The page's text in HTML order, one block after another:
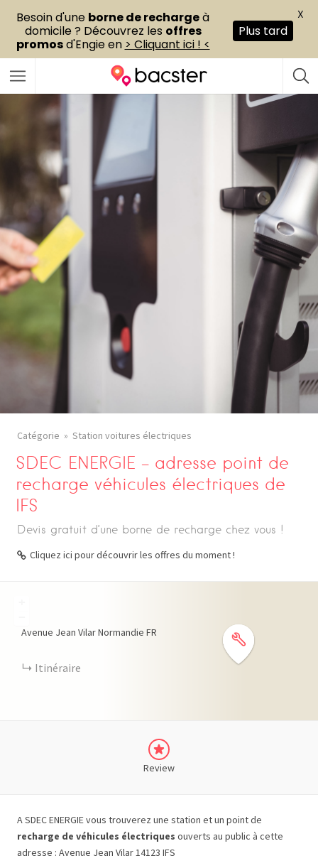
Catégorie Station voitures électriques
SDEC ENERGIE – adresse point de
recharge véhicules électriques de
IFS
Devis gratuit d’une borne de recharge chez vous !
Cliquez ici pour découvrir les offres du moment !
Avenue Jean VilarNormandie FR
Itinéraire
Review
A SDEC ENERGIE vous trouverez une station et un point de
recharge de véhicules électriques ouverts au public à cette
adresse : Avenue Jean Vilar 14123 IFS
Besoin d'une borne de rechargeà
domicile ? Découvrez les offres
promosd'Engie en > Cliquant ici ! <
Plus tard
X